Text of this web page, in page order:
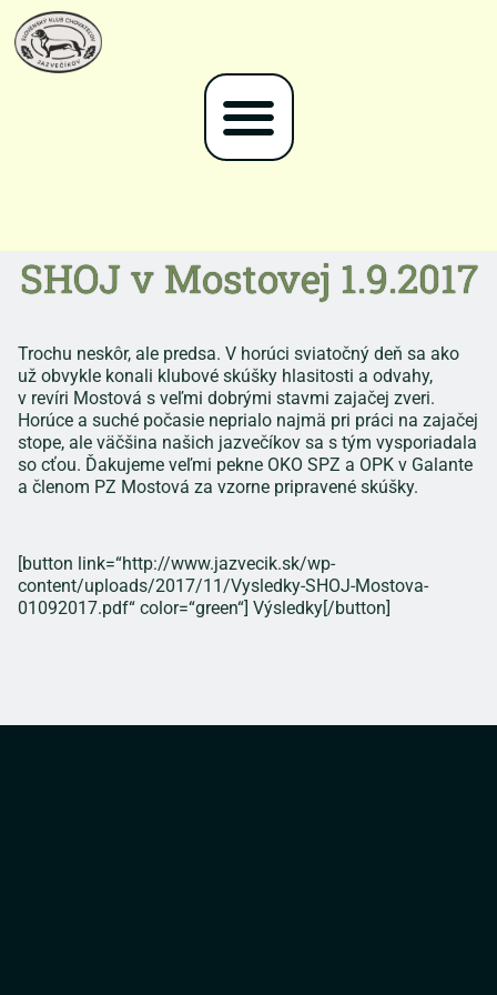
SHOJ v Mostovej 1.9.2017
Trochu neskôr, ale predsa. V horúci sviatočný deň sa ako
už obvykle konali klubové skúšky hlasitosti a odvahy,
v revíri Mostová s veľmi dobrými stavmi zajačej zveri.
Horúce a suché počasie neprialo najmä pri práci na zajačej
stope, ale väčšina našich jazvečíkov sa s tým vysporiadala
so cťou. Ďakujeme veľmi pekne OKO SPZ a OPK v Galante
a členom PZ Mostová za vzorne pripravené skúšky.
[button link=“http://www.jazvecik.sk/wp-
content/uploads/2017/11/Vysledky-SHOJ-Mostova-
01092017.pdf“ color=“green“] Výsledky[/button]